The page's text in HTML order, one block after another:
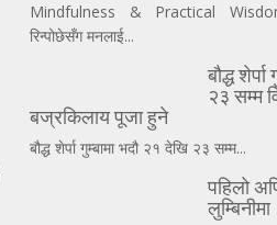
Mindfulness & Practical
रिन्पोछेसँग मनलाई...
बौद्ध
२३ सम्म
बज्रकिलाय पूजा हुने
बौद्ध शेर्पा गुम्बामा भदौ २१ देखि २३ सम्म...
पहिलो
लुम्बिनीमा